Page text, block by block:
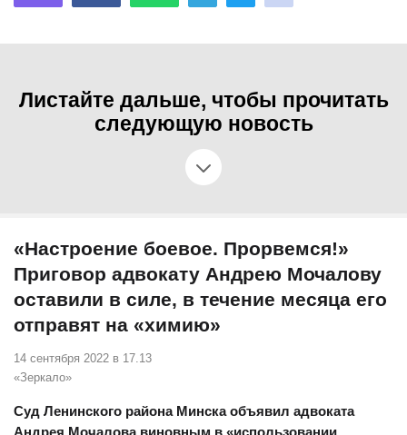
Листайте дальше, чтобы прочитать
следующую новость